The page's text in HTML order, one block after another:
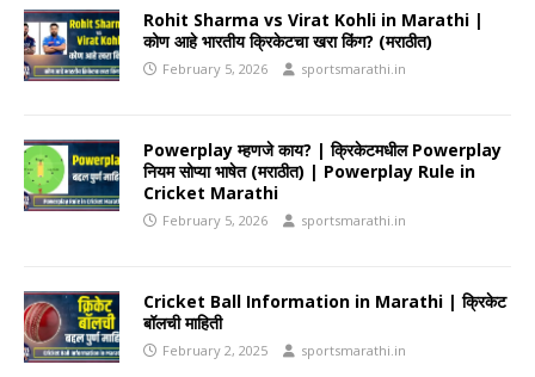
Rohit Sharma vs Virat Kohli in Marathi |
कोण आहे भारतीय क्रिकेटचा खरा किंग? (मराठीत)
February 5, 2026 sportsmarathi.in
Powerplay म्हणजे काय? | क्रिकेटमधील Powerplay
नियम सोप्या भाषेत (मराठीत) | Powerplay Rule in
Cricket Marathi
February 5, 2026 sportsmarathi.in
Cricket Ball Information in Marathi | क्रिकेट
बॉलची माहिती
February 2, 2025 sportsmarathi.in